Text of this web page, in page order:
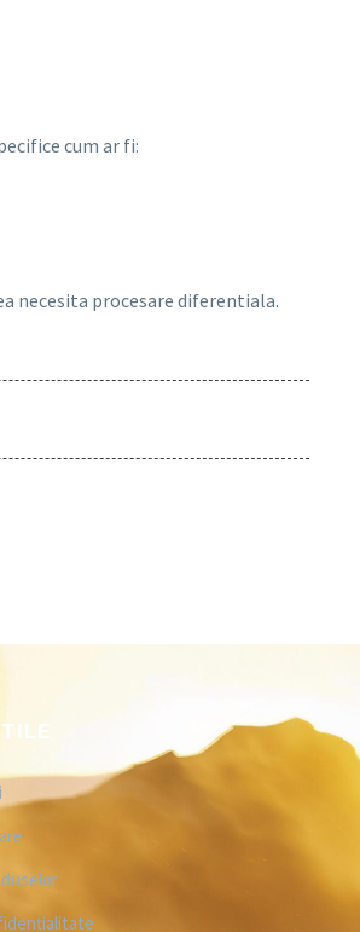
cum ar fi:
necesita procesare diferentiala.